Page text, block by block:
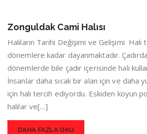
Zonguldak Cami Halısı
Halıların Tarihi Değişimi ve Gelişimi Halı
dönemlere kadar dayanmaktadır.
dönemlerde bile çadır içerisinde halı
İnsanlar daha sıcak bir alan için ve daha
için halı tercih ediyordu. Eskiden koyun
halılar ve[…]
DAHA FAZLA OKU